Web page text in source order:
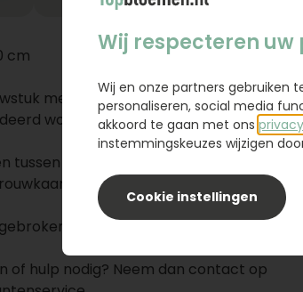
cm
met witte rozen en limonium zal
worden.
tussen een rouwlint met tekst of een
wit.
of hulp nodig? Neem dan contact op
Wij respecteren uw
Wij en onze partners gebruiken
personaliseren, social media
akkoord te gaan met ons
instemmingskeuzes wijzigen
Cookie instellingen